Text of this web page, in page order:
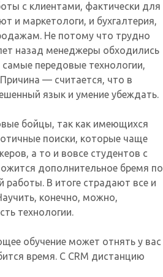
с клиентами, фактически для
и маркетологи, и бухгалтерия,
Не потому что трудно
назад менеджеры обходились
передовые технологии,
— считается, что в
язык и умение убеждать.
бойцы, так как имеющихся
поиски, которые чаще
а то и вовсе студентов с
дополнительное бремя по
работы. В итоге страдают все и
конечно, можно,
технологии.
обучение может отнять у вас
время. С CRM дистанцию